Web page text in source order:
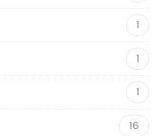
1
1
1
16